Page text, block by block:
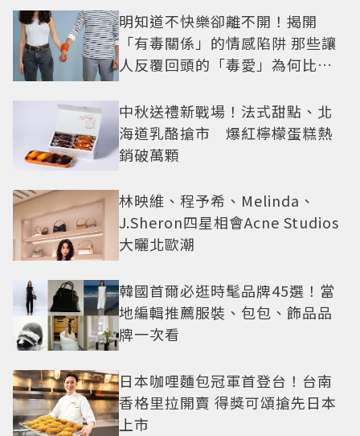
明知道不快樂卻離不開！揭開
「有毒關係」的情感陷阱 那些讓
人反覆回頭的「毒愛」為何比菸
中秋送禮新戰場！法式甜點、北
海道乳酪搶市 爆紅檸檬蛋糕熱
銷破萬顆
林映維、程予希、Melinda、
J.Sheron四星相會Acne Studios
大曬北歐潮
韓國首爾必逛時髦品牌45選！當
地編輯推薦服裝、包包、飾品品
牌一次看
日本咖哩麵包冠軍首登台！台南
香格里拉開賣 得獎可頌搶先日本
上市